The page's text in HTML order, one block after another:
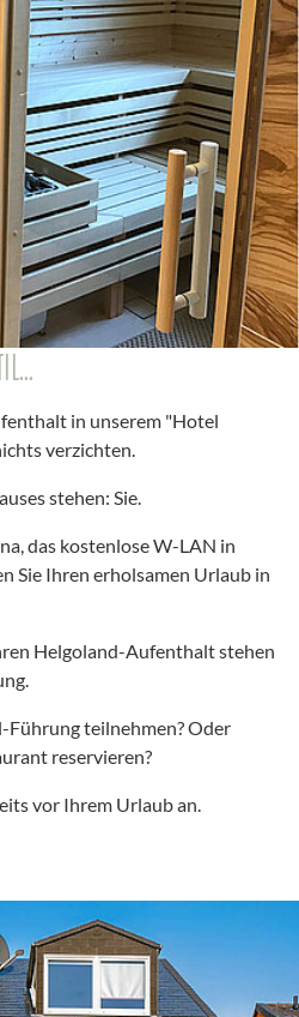
in unserem "Hotel
verzichten.
stehen: Sie.
das kostenlose W-LAN in
Sie Ihren erholsamen Urlaub in
Helgoland-Aufenthalt stehen
Führung teilnehmen? Oder
reservieren?
vor Ihrem Urlaub an.